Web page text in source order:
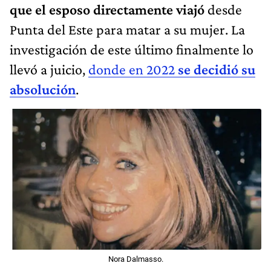
que el esposo directamente viajó desde
Punta del Este para matar a su mujer. La
investigación de este último finalmente lo
llevó a juicio, donde en 2022 se decidió su
absolución.
Nora Dalmasso.